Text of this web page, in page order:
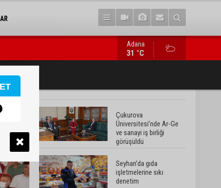
Adana dahil 30 ilde DEAŞ operasyonu: 104 şüpheli yakalandı
Adana
31 °C
Çukurova
Üniversitesi’nde Ar-Ge
ve sanayi iş birliği
görüşüldü
Seyhan’da gıda
işletmelerine sıkı
denetim